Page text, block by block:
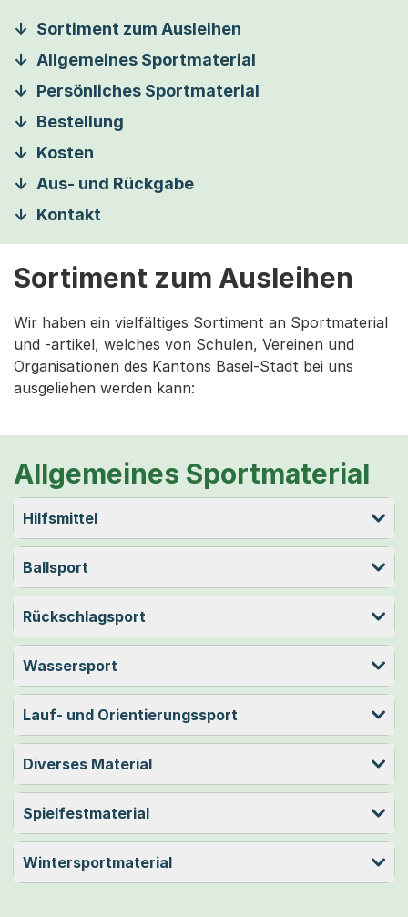
Sortiment zum Ausleihen
Allgemeines Sportmaterial
Persönliches Sportmaterial
Bestellung
Kosten
Aus- und Rückgabe
Kontakt
Sortiment zum Ausleihen
Wir haben ein vielfältiges Sortiment an Sportmaterial
und -artikel, welches von Schulen, Vereinen und
Organisationen des Kantons Basel-Stadt bei uns
ausgeliehen werden kann:
Allgemeines Sportmaterial
Hilfsmittel
Ballsport
Rückschlagsport
Wassersport
Lauf- und Orientierungssport
Diverses Material
Spielfestmaterial
Wintersportmaterial